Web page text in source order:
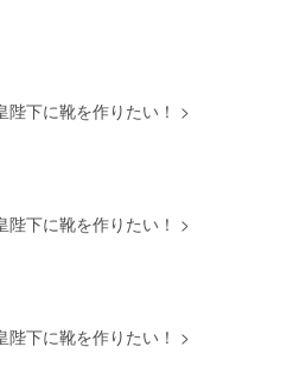
下に靴を作りたい！ >
下に靴を作りたい！ >
下に靴を作りたい！ >